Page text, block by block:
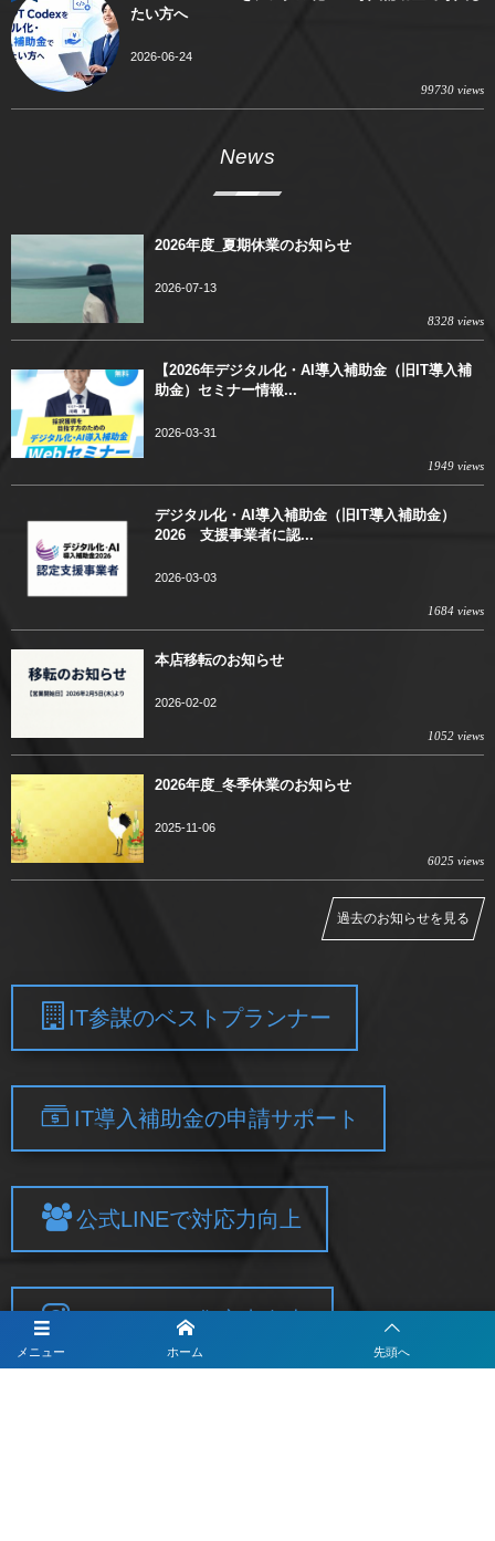
メニュー ホーム 先頭へ
たい方へ
2026-06-24
99730 views
News
2026年度_夏期休業のお知らせ
2026-07-13
8328 views
【2026年デジタル化・AI導入補助金（旧IT導入補
助金）セミナー情報...
2026-03-31
1949 views
デジタル化・AI導入補助金（旧IT導入補助金）
2026 支援事業者に認...
2026-03-03
1684 views
本店移転のお知らせ
2026-02-02
1052 views
2026年度_冬季休業のお知らせ
2025-11-06
6025 views
過去のお知らせを見る
IT参謀のベストプランナー
IT導入補助金の申請サポート
公式LINEで対応力向上
Instagramで集客力向上